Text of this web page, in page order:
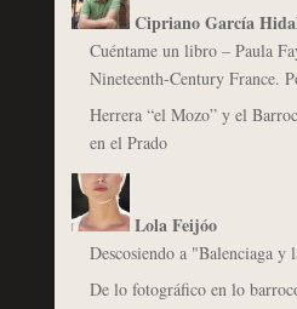
Cipriano García
Cuéntame un libro – Paula
Nineteenth-Century France.
Herrera “el Mozo” y el
en el Prado
Lola Feijóo
Descosiendo a "Balenciaga y
De lo fotográfico en lo